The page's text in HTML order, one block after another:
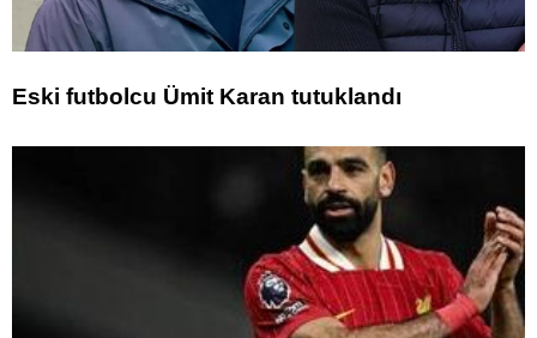
Eski futbolcu Ümit Karan tutuklandı